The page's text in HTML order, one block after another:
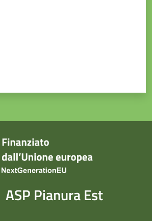
ASP Pianura Est